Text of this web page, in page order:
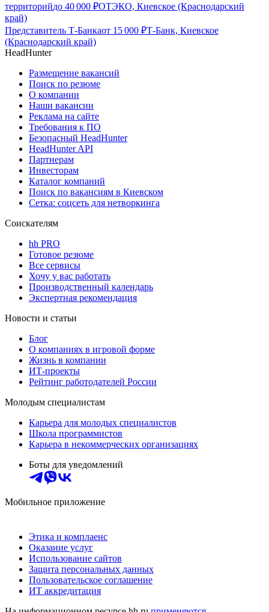
территорийдо 40 000 ₽ОТЭКО, Киевское (Краснодарский
край)
Представитель Т-Банкаот 15 000 ₽Т-Банк, Киевское
(Краснодарский край)
HeadHunter
Размещение вакансий
Поиск по резюме
О компании
Наши вакансии
Реклама на сайте
Требования к ПО
Безопасный HeadHunter
HeadHunter API
Партнерам
Инвесторам
Каталог компаний
Поиск по вакансиям в Киевском
Сетка: соцсеть для нетворкинга
Соискателям
hh PRO
Готовое резюме
Все сервисы
Хочу у вас работать
Производственный календарь
Экспертная рекомендация
Новости и статьи
Блог
О компаниях в игровой форме
Жизнь в компании
ИТ-проекты
Рейтинг работодателей России
Молодым специалистам
Карьера для молодых специалистов
Школа программистов
Карьера в некоммерческих организациях
Боты для уведомлений
Мобильное приложение
Этика и комплаенс
Оказание услуг
Использование сайтов
Защита персональных данных
Пользовательское соглашение
ИТ аккредитация